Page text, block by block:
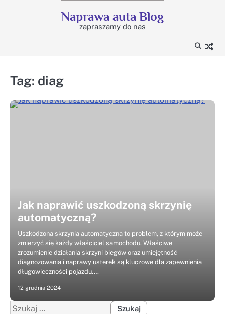
Naprawa auta Blog
zapraszamy do nas
Tag: diag
Jak naprawić uszkodzoną skrzynię
automatyczną?
Uszkodzona skrzynia automatyczna to problem, z którym może
zmierzyć się każdy właściciel samochodu. Właściwe
zrozumienie działania skrzyni biegów oraz umiejętność
diagnozowania i naprawy usterek są kluczowe dla zapewnienia
długowieczności pojazdu.…
12 grudnia 2024
Szukaj: